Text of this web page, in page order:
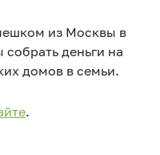
из Москвы в
собрать деньги на
домов в семьи.
.